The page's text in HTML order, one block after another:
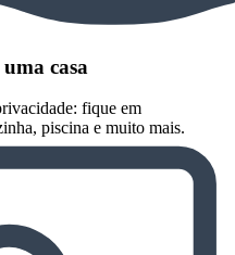
casa
fique em
piscina e muito mais.